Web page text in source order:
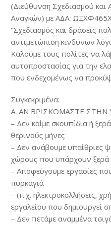
(Διεύθυνση Σχεδιασμού και
Αναγκών) με ΑΔΑ:
“Σχεδιασμός και δράσεις
αντιμετώπιση κινδύνων
Καλούμε τους πολίτες να
αυτοπροστασίας για την
που ενδεχομένως να
Συγκεκριμένα:
A. ΑΝ ΒΡΙΣΚΟΜΑΣΤΕ ΣΤΗΝ
– Δεν καίμε σκουπίδια ή
θερινούς μήνες
– Δεν ανάβουμε υπαίθριες
χώρους που υπάρχουν ξερά
– Αποφεύγουμε εργασίες
πυρκαγιά
– (π.χ. ηλεκτροκολλήσεις,
εργαλείου που δημιουργεί
– Δεν πετάμε αναμμένα